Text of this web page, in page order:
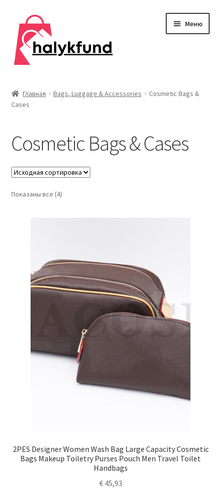
Перейти
навигации
Перейти
содержимому
Меню
Главная
Главная Bags, Luggage & Accessories
Cosmetic Bags &
Cases
Cosmetic Bags & Cases
Показаны все (4)
2PES Designer Women Wash Bag Large Capacity Cosmetic
Bags Makeup Toiletry Purses Pouch Men Travel Toilet
Handbags
€45,93